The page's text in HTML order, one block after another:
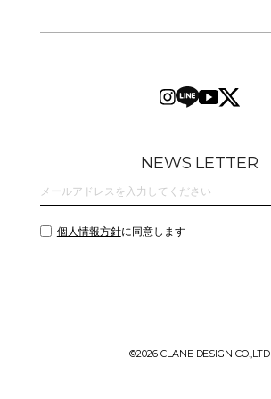
NEWS LETTER
個人情報方針に同意します
©2026 CLANE DESIGN CO.,LTD